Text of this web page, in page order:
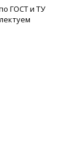
ГОСТ и ТУ